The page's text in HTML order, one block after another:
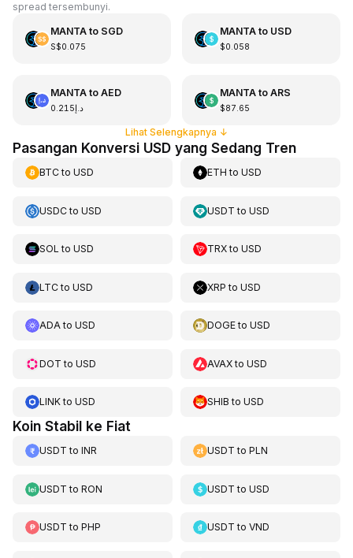
spread tersembunyi.
MANTAto SGD
S$0.075
MANTAto USD
$0.058
MANTAto AED
د.إ0.215
MANTAto ARS
$87.65
Lihat Selengkapnya ↓
Pasangan Konversi USD yang Sedang Tren
BTCto USD ETH toUSD
USDCto USD USDT toUSD
SOL to USD TRXtoUSD
LTCto USD XRP toUSD
ADAto USD DOGEtoUSD
DOT to USD AVAXtoUSD
LINKto USD SHIB toUSD
Koin Stabil ke Fiat
USDT to INR USDT toPLN
USDT to RON USDT toUSD
USDT to PHP USDT toVND